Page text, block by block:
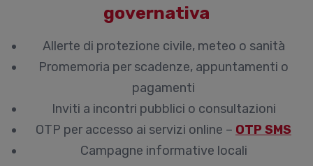
governativa
Allerte di protezione civile, meteo o sanità
Promemoria per scadenze, appuntamenti o
pagamenti
Inviti a incontri pubblici o consultazioni
OTP per accesso ai servizi online – OTP SMS
Campagne informative locali